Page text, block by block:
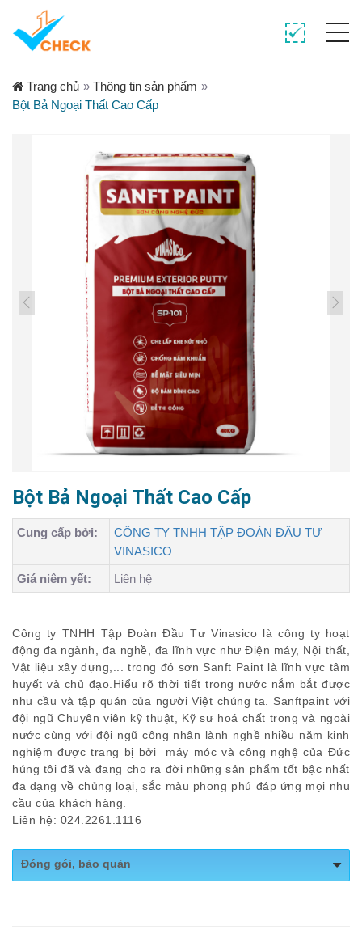
Trang chủ » Thông tin sản phẩm »
Bột Bả Ngoại Thất Cao Cấp
Bột Bả Ngoại Thất Cao Cấp
Cung cấp bởi:
CÔNG TY TNHH TẬP ĐOÀN ĐẦU TƯ
VINASICO
Giá niêm yết:
Liên hệ
Công ty TNHH Tập Đoàn Đầu Tư Vinasico là công ty hoạt
động đa ngành, đa nghề, đa lĩnh vực như Điện máy, Nội thất,
Vật liệu xây dựng,... trong đó sơn Sanft Paint là lĩnh vực tâm
huyết và chủ đạo.Hiểu rõ thời tiết trong nước nắm bắt được
nhu cầu và tập quán của người Việt chúng ta. Sanftpaint với
đội ngũ Chuyên viên kỹ thuật, Kỹ sư hoá chất trong và ngoài
nước cùng với đội ngũ công nhân lành nghề nhiều năm kinh
nghiệm được trang bị bởi máy móc và công nghệ của Đức
húng tôi đã và đang cho ra đời những sản phẩm tốt bậc nhất
đa dạng về chủng loại, sắc màu phong phú đáp ứng mọi nhu
cầu của khách hàng.
Liên hệ: 024.2261.1116
Đóng gói, bảo quản